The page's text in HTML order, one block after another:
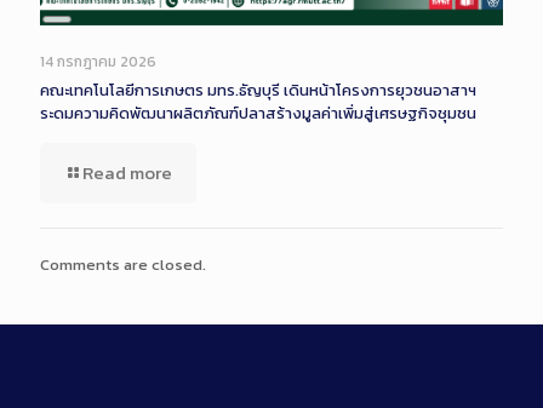
Long
Description
14 กรกฎาคม 2026
คณะเทคโนโลยีการเกษตร มทร.ธัญบุรี เดินหน้าโครงการยุวชนอาสาฯ
ระดมความคิดพัฒนาผลิตภัณฑ์ปลาสร้างมูลค่าเพิ่มสู่เศรษฐกิจชุมชน
Read more
Comments are closed.